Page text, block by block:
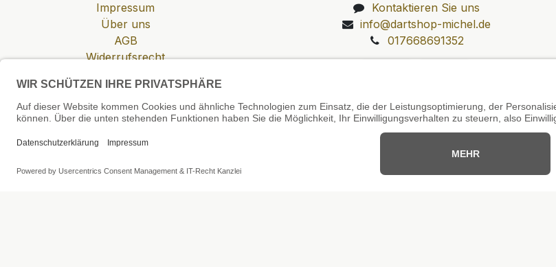
Impressum
Über uns
AGB
Widerrufsrecht
Zahlung & Versand
Cookie-Einstellungen
Kontaktieren Sie uns
info@dartshop-michel.de
017668691352